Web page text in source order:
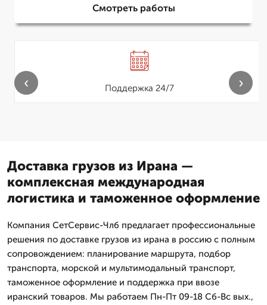
Смотреть работы
Поддержка 24/7
‹ ›
Доставка грузов из Ирана —
комплексная международная
логистика и таможенное оформление
Компания СетСервис-Члб предлагает профессиональные
решения по доставке грузов из ирана в россию с полным
сопровождением: планирование маршрута, подбор
транспорта, морской и мультимодальный транспорт,
таможенное оформление и поддержка при ввозе
иранский товаров. Мы работаем Пн-Пт 09-18 Сб-Вс вых.,